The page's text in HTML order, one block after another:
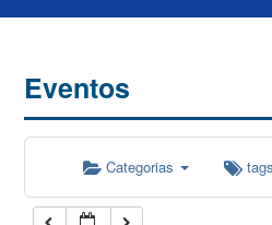
Eventos
Categorias tags